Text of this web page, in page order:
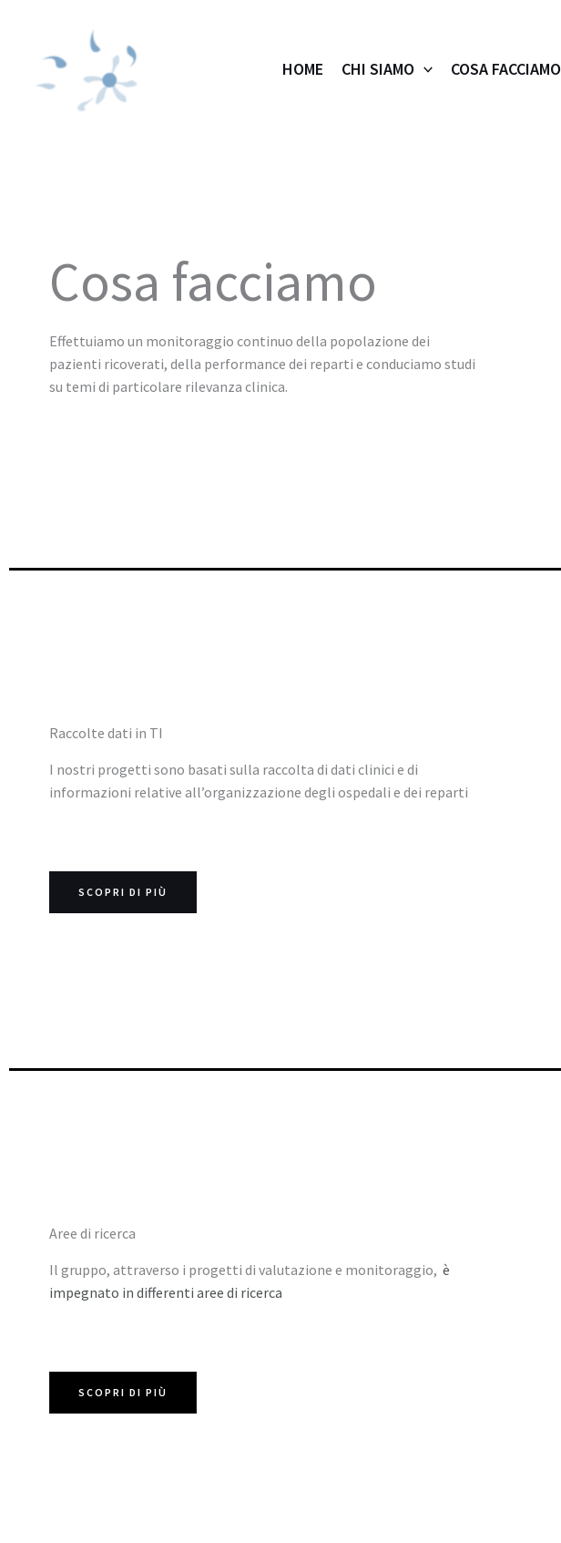
contenuto
HOME CHI SIAMO COSA FACCIAMO
Cosa facciamo
Effettuiamo un monitoraggio continuo della popolazione dei
pazienti ricoverati, della performance dei reparti e conduciamo studi
su temi di particolare rilevanza clinica.
Raccolte dati in TI
I nostri progetti sono basati sulla raccolta di dati clinici e di
informazioni relative all’organizzazione degli ospedali e dei reparti
SCOPRI DI PIÙ
Aree di ricerca
Il gruppo, attraverso i progetti di valutazione e monitoraggio, è
impegnato in differenti aree di ricerca
SCOPRI DI PIÙ